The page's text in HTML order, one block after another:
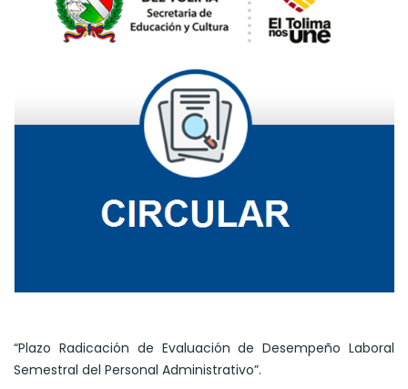
“Plazo Radicación de Evaluación de Desempeño Laboral
Semestral del Personal Administrativo”.